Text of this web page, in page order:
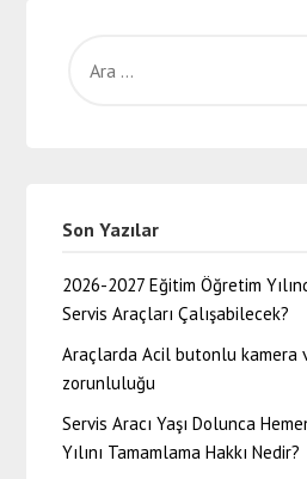
Son Yazılar
2026-2027 Eğitim Öğretim
Servis Araçları Çalışabilecek?
Araçlarda Acil butonlu kamera
zorunluluğu
Servis Aracı Yaşı Dolunca
Yılını Tamamlama Hakkı Nedir?